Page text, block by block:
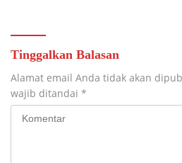
Tinggalkan Balasan
Alamat email Anda tidak akan
wajib ditandai *